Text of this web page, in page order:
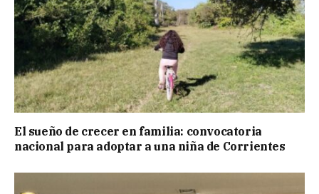
El sueño de crecer en familia: convocatoria
nacional para adoptar a una niña de Corrientes